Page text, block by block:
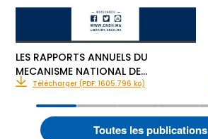
Toutes les publications
LES RAPPORTS ANNUELS DU
MECANISME NATIONAL DE…
Télécharger (PDF: 1605.796 ko)